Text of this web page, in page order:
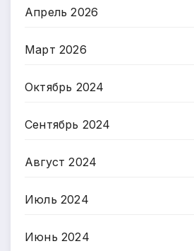
Апрель 2026
Март 2026
Октябрь 2024
Сентябрь 2024
Август 2024
Июль 2024
Июнь 2024